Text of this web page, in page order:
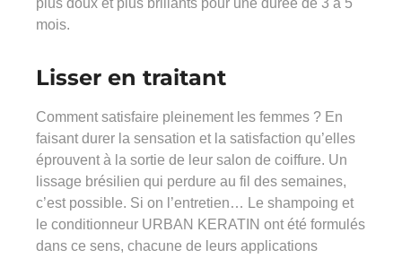
plus doux et plus brillants pour une durée de 3 à 5
mois.
Lisser en traitant
Comment satisfaire pleinement les femmes ? En
faisant durer la sensation et la satisfaction qu’elles
éprouvent à la sortie de leur salon de coiffure. Un
lissage brésilien qui perdure au fil des semaines,
c’est possible. Si on l’entretien… Le shampoing et
le conditionneur URBAN KERATIN ont été formulés
dans ce sens, chacune de leurs applications